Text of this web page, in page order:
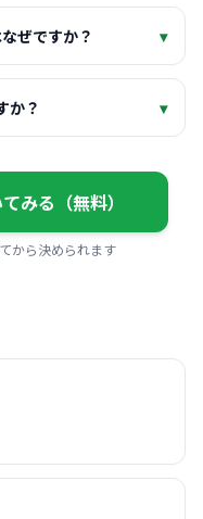
ぜですか？ ▾
か？ ▾
みる（無料）
から決められます